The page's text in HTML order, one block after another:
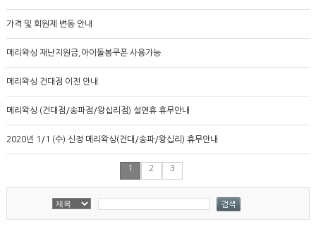
가격 및 회원제 변동 안내
메리왁싱 재난지원금,아이돌봄쿠폰 사용가능
메리왁싱 건대점 이전 안내
메리왁싱 (건대점/송파점/왕십리점) 설연휴 휴무안내
2020년 1/1 (수) 신정 메리왁싱(건대/송파/왕십리) 휴무안내
1 2 3